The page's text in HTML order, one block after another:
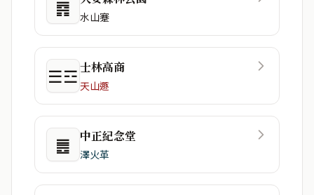
䷴ 水山蹇
☰☲士林高商
天山遯
䷌ 中正紀念堂
澤火革